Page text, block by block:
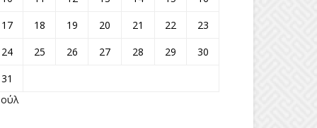
17
18 19 20 21 22
23
24
25 26 27 28 29
30
31